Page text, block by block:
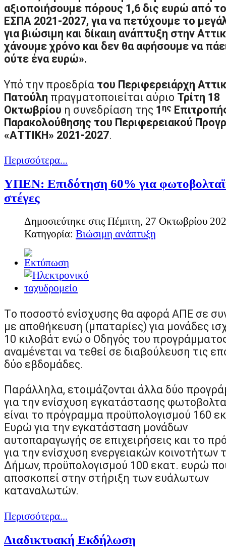
Διαβάστε περισσότερα...
Πολιτιστικές Διαδρομές
Αναζητώντας το πνεύμα του τόπου, την ανθρώπινη δημιουργία και
τους πολιτιστικούς χώρους και τα μουσεία της περιοχής που
Διαβάστε περισσότερα...
Πώς προέκυψαν τα...
πλούσια μυθολογία. Στην περιοχή δεσπόζουν τα Μετέωρα ως
οροσειρά της Πίνδου, ανατολικά τον γόνιμο θεσσαλικό κάμπο και
Διαβάστε περισσότερα...
Στο φαγητό πλεονεκτεί η περιοχή των Τρικάλων από την εποχή
ανθρώπων, δηλαδή τα βότανα του Κόζιακα. Η τροφή μας είναι το
Διαβάστε περισσότερα...
αξιοποιήσουμε πόρους 1,6 δις ευρώ από
ΕΣΠΑ 2021-2027, για να πετύχουμε το
για βιώσιμη και δίκαιη ανάπτυξη στην
χάνουμε χρόνο και δεν θα αφήσουμε να
ούτε ένα ευρώ».
Υπό την προεδρία του Περιφερειάρχη
Πατούλη πραγματοποιείται αύριο Τρίτη 18
Οκτωβρίου η συνεδρίαση της 1 ης
Παρακολούθησης του Περιφερειακού
«ΑΤΤΙΚΗ» 2021-2027.
Περισσότερα...
ΥΠΕΝ: Επιδότηση 60% για
στέγες
Δημοσιεύτηκε στις Πέμπτη, 27 Οκτωβρίου
Κατηγορία: Βιώσιμη ανάπτυξη
Tο ποσοστό ενίσχυσης θα αφορά ΑΠΕ σε
με αποθήκευση (μπαταρίες) για μονάδες
10 κιλοβάτ ενώ ο Οδηγός του
αναμένεται να τεθεί σε διαβούλευση τις
δύο εβδομάδες.
Παράλληλα, ετοιμάζονται άλλα δύο
για την ενίσχυση εγκατάστασης
είναι το πρόγραμμα προϋπολογισμού 160
Ευρώ για την εγκατάσταση μονάδων
αυτοπαραγωγής σε επιχειρήσεις και το
για την ενίσχυση ενεργειακών κοινοτήτων
Δήμων, προϋπολογισμού 100 εκατ. ευρώ
αποσκοπεί στην στήριξη των ευάλωτων
καταναλωτών.
Περισσότερα...
Διαδικτυακή Εκδήλωση